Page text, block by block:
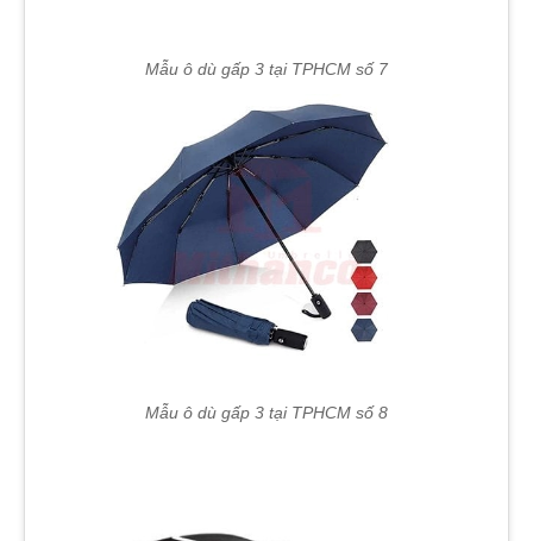
Mẫu ô dù gấp 3 tại TPHCM số 7
Mẫu ô dù gấp 3 tại TPHCM số 8